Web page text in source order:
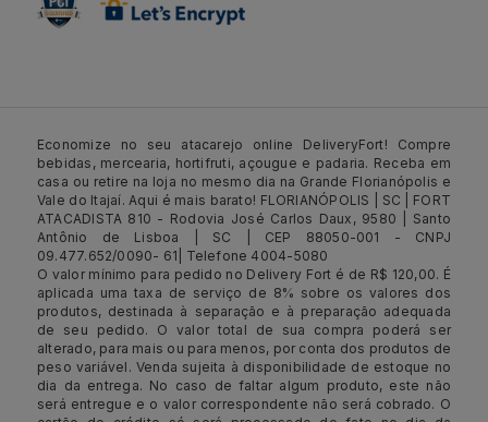
Economize no seu atacarejo online DeliveryFort! Compre
bebidas, mercearia, hortifruti, açougue e padaria. Receba em
casa ou retire na loja no mesmo dia na Grande Florianópolis e
Vale do Itajaí. Aqui é mais barato! FLORIANÓPOLIS | SC | FORT
ATACADISTA 810 - Rodovia José Carlos Daux, 9580 | Santo
Antônio de Lisboa | SC | CEP 88050-001 - CNPJ
09.477.652/0090- 61| Telefone 4004-5080
O valor mínimo para pedido no Delivery Fort é de R$ 120,00. É
aplicada uma taxa de serviço de 8% sobre os valores dos
produtos, destinada à separação e à preparação adequada
de seu pedido. O valor total de sua compra poderá ser
alterado, para mais ou para menos, por conta dos produtos de
peso variável. Venda sujeita à disponibilidade de estoque no
dia da entrega. No caso de faltar algum produto, este não
será entregue e o valor correspondente não será cobrado. O